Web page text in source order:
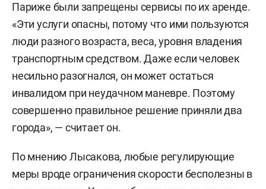
Париже были запрещены сервисы по их аренде.
«Эти услуги опасны, потому что ими пользуются
люди разного возраста, веса, уровня владения
транспортным средством. Даже если человек
несильно разогнался, он может остаться
инвалидом при неудачном маневре. Поэтому
совершенно правильное решение приняли два
города», — считает он.
По мнению Лысакова, любые регулирующие
меры вроде ограничения скорости бесполезны в